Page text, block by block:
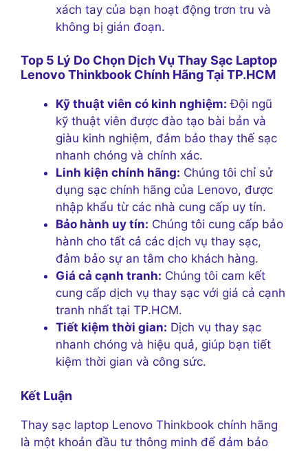
xách tay của bạn hoạt động trơn tru và
không bị gián đoạn.
Top 5 Lý Do Chọn Dịch Vụ Thay Sạc Laptop
Lenovo Thinkbook Chính Hãng Tại TP.HCM
Kỹ thuật viên có kinh nghiệm: Đội ngũ
kỹ thuật viên được đào tạo bài bản và
giàu kinh nghiệm, đảm bảo thay thế sạc
nhanh chóng và chính xác.
Linh kiện chính hãng: Chúng tôi chỉ sử
dụng sạc chính hãng của Lenovo, được
nhập khẩu từ các nhà cung cấp uy tín.
Bảo hành uy tín: Chúng tôi cung cấp bảo
hành cho tất cả các dịch vụ thay sạc,
đảm bảo sự an tâm cho khách hàng.
Giá cả cạnh tranh: Chúng tôi cam kết
cung cấp dịch vụ thay sạc với giá cả cạnh
tranh nhất tại TP.HCM.
Tiết kiệm thời gian: Dịch vụ thay sạc
nhanh chóng và hiệu quả, giúp bạn tiết
kiệm thời gian và công sức.
Kết Luận
Thay sạc laptop Lenovo Thinkbook chính hãng
là một khoản đầu tư thông minh để đảm bảo